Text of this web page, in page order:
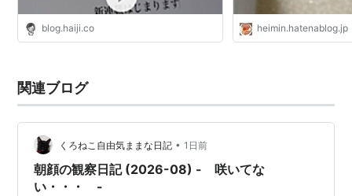
blog.haiji.co heimin.hatenablog.jp
関連ブログ
くろねこ自由気ままな日記 • 1日前
朝顔の観察日記 (2026-08) - 咲いてな
い・・・ -